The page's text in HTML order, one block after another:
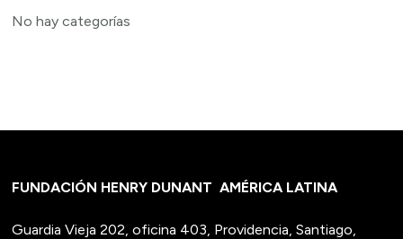
No hay categorías
FUNDACIÓN HENRY DUNANTAMÉRICA LATINA
Guardia Vieja 202, oficina 403, Providencia, Santiago,